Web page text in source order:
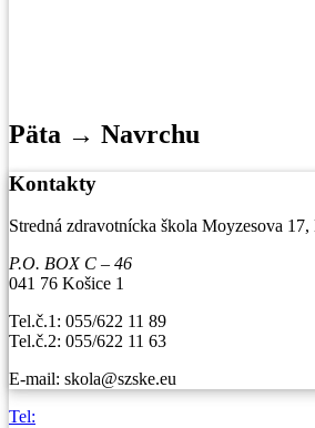
Päta → Navrchu
Kontakty
Stredná zdravotnícka škola Moyzesova 17,
P.O. BOX C – 46
041 76 Košice 1
Tel.č.1: 055/622 11 89
Tel.č.2: 055/622 11 63
E-mail: skola@szske.eu
Tel: